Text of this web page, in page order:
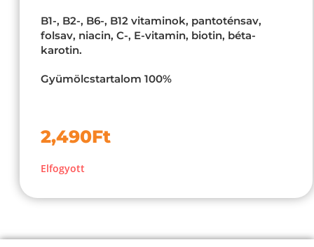
B1-, B2-, B6-, B12 vitaminok, pantoténsav,
folsav, niacin, C-, E-vitamin, biotin, béta-
karotin.
Gyümölcstartalom 100%
2,490Ft
Elfogyott